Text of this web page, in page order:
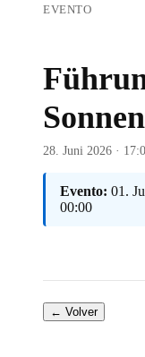
EVENTO
28. Juni 2026 ·
Evento: 01.
00:00
← Volver